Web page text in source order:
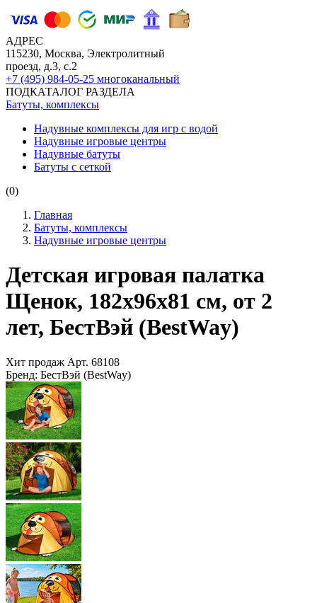
АДРЕС
115230, Москва, Электролитный
проезд, д.3, с.2
+7 (495) 984-05-25 многоканальный
ПОДКАТАЛОГ РАЗДЕЛА
Батуты, комплексы
Надувные комплексы для игр с водой
Надувные игровые центры
Надувные батуты
Батуты с сеткой
(0)
Главная
Батуты, комплексы
Надувные игровые центры
Детская игровая палатка
Щенок, 182х96х81 см, от 2
лет, БестВэй (BestWay)
Хит продаж Арт. 68108
Бренд: БестВэй (BestWay)